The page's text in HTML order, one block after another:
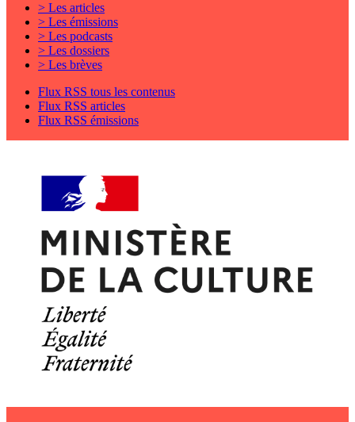
> Les articles
> Les émissions
> Les podcasts
> Les dossiers
> Les brèves
Flux RSS tous les contenus
Flux RSS articles
Flux RSS émissions